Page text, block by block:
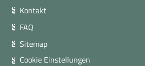
Kontakt
FAQ
Sitemap
Cookie Einstellungen